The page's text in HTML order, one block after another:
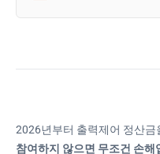
2026년부터 출력제어 정산금
참여하지 않으면 무조건 손해